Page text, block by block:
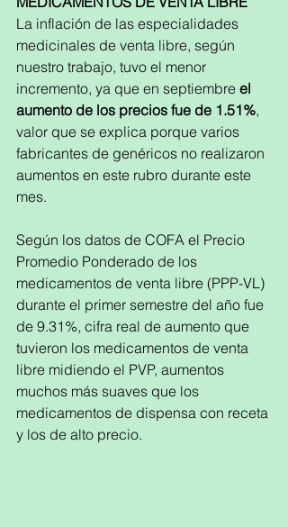
La inflación de las especialidades
medicinales de venta libre, según
nuestro trabajo, tuvo el menor
incremento, ya que en septiembre el
aumento de los precios fue de 1.51%,
valor que se explica porque varios
fabricantes de genéricos no realizaron
aumentos en este rubro durante este
mes.
Según los datos de COFA el Precio
Promedio Ponderado de los
medicamentos de venta libre (PPP-VL)
durante el primer semestre del año fue
de 9.31%, cifra real de aumento que
tuvieron los medicamentos de venta
libre midiendo el PVP, aumentos
muchos más suaves que los
medicamentos de dispensa con receta
y los de alto precio.